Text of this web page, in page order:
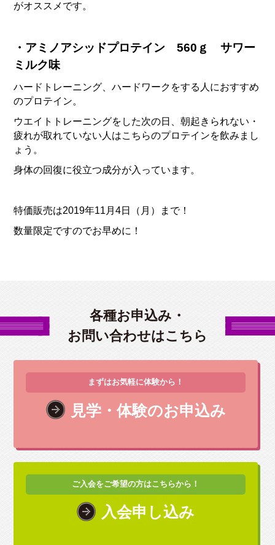
がオススメです。
・アミノアシッドプロテイン 560ｇ サワー
ミルク味
ハードトレーニング、ハードワークをする人におすすめ
のプロテイン。
ウエイトトレーニングをした次の日、朝起きられない・
疲れが取れていない人はこちらのプロテインを飲みまし
ょう。
身体の回復に役立つ成分が入っています。
特価販売は2019年11月4日（月）まで！
数量限定ですのでお早めに！
各種お申込み・
お問い合わせはこちら
まずはお気軽に体験から！
見学・体験のお申込み
ご入会をご希望の方はこちらから！
入会申し込み